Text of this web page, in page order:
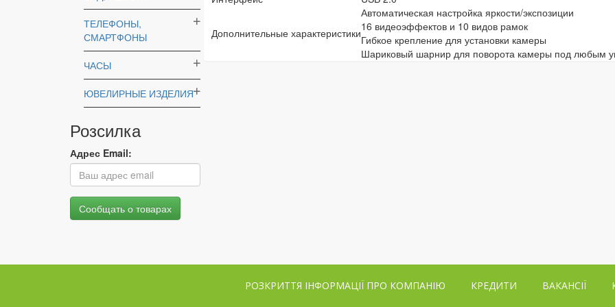
ТЕЛЕФОНЫ,
СМАРТФОНЫ
ЧАСЫ
ЮВЕЛИРНЫЕ ИЗДЕЛИЯ
Розсилка
Адрес Email:
Дополнительные характеристики
Автоматическая настройка яркости/экспозиции
16 видеоэффектов и 10 видов рамок
Гибкое крепление для установки камеры
Шариковый шарнир для поворота камеры под любым
РОЗКРИТТЯ ІНФОРМАЦІЇ ПРО КОМПАНІЮ КРЕДИТИ ВАКАНСІЇ